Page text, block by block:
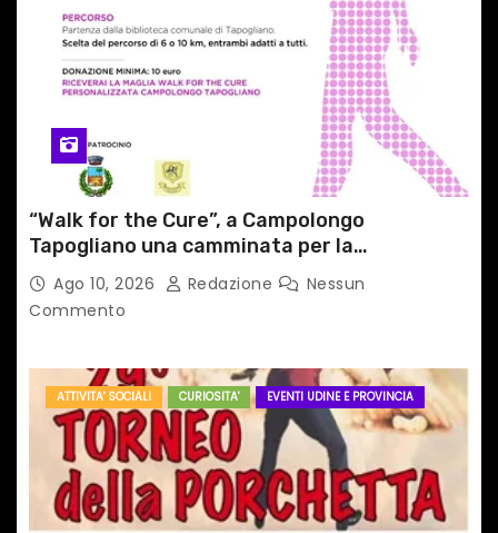
“Walk for the Cure”, a Campolongo
Tapogliano una camminata per la
prevenzione dei tumori del seno
Ago 10, 2026 Redazione
Nessun
Commento
ATTIVITA' SOCIALI CURIOSITA' EVENTI UDINE E PROVINCIA